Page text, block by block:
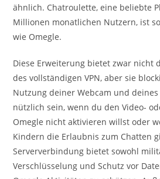
ähnlich. Chatroulette, eine beliebte
Millionen monatlichen Nutzern, ist
wie Omegle.
Diese Erweiterung bietet zwar nicht
des vollständigen VPN, aber sie
Nutzung deiner Webcam und
nützlich sein, wenn du den Video-
Omegle nicht aktivieren willst oder
Kindern die Erlaubnis zum Chatten
Serververbindung bietet sowohl
Verschlüsselung und Schutz vor